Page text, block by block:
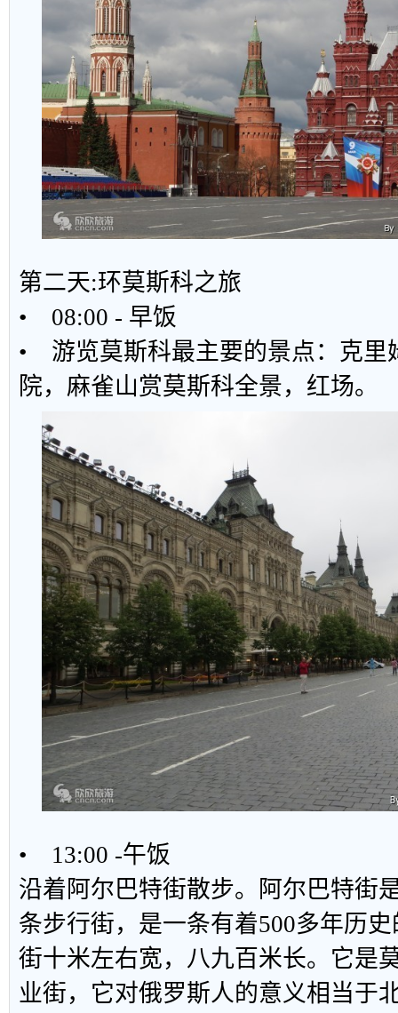
第二天:环莫斯科之旅
• 08:00 - 早饭
• 游览莫斯科最主要的景点：克里
院，麻雀山赏莫斯科全景，红场。
• 13:00 -午饭
沿着阿尔巴特街散步。阿尔巴特街
条步行街，是一条有着500多年历
街十米左右宽，八九百米长。它是
业街，它对俄罗斯人的意义相当于